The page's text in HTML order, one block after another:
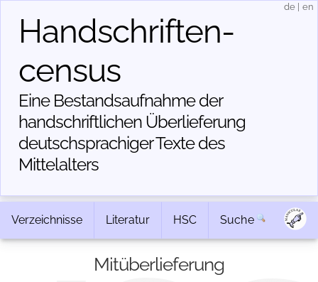
Handschriften­
census
Eine Bestandsaufnahme der
handschriftlichen Über­lieferung
deutschsprachiger Texte des
Mittelalters
de en
Verzeichnisse Literatur HSC Suche
Mitüberlieferung